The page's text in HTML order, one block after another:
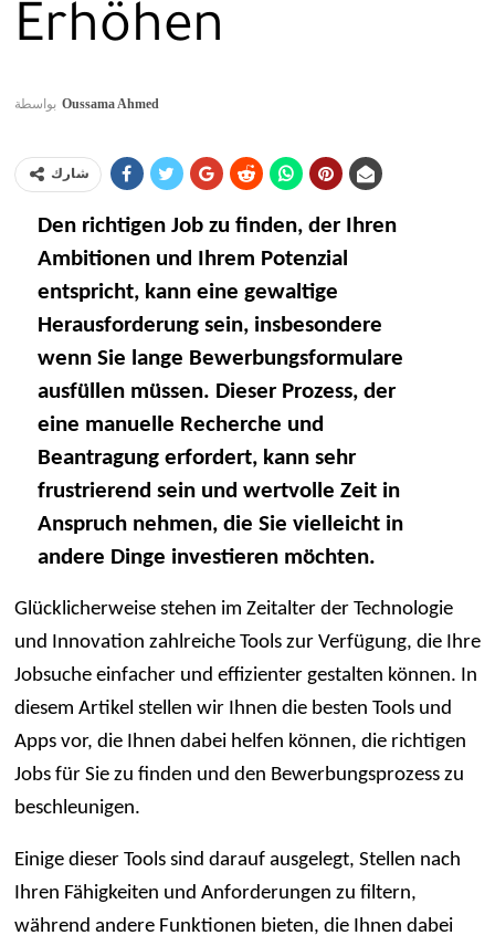
Erhöhen
بواسطة Oussama Ahmed
شارك
Den richtigen Job zu finden, der Ihren
Ambitionen und Ihrem Potenzial
entspricht, kann eine gewaltige
Herausforderung sein, insbesondere
wenn Sie lange Bewerbungsformulare
ausfüllen müssen. Dieser Prozess, der
eine manuelle Recherche und
Beantragung erfordert, kann sehr
frustrierend sein und wertvolle Zeit in
Anspruch nehmen, die Sie vielleicht in
andere Dinge investieren möchten.
Glücklicherweise stehen im Zeitalter der Technologie
und Innovation zahlreiche Tools zur Verfügung, die Ihre
Jobsuche einfacher und effizienter gestalten können. In
diesem Artikel stellen wir Ihnen die besten Tools und
Apps vor, die Ihnen dabei helfen können, die richtigen
Jobs für Sie zu finden und den Bewerbungsprozess zu
beschleunigen.
Einige dieser Tools sind darauf ausgelegt, Stellen nach
Ihren Fähigkeiten und Anforderungen zu filtern,
während andere Funktionen bieten, die Ihnen dabei